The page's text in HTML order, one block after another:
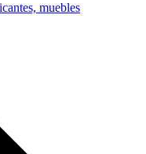
muebles